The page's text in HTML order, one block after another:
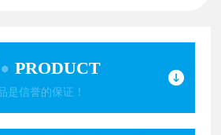
PRODUCT
是信誉的保证！